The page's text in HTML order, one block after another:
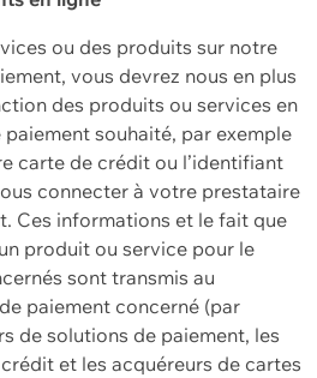
ou des produits sur notre
vous devrez nous en plus
des produits ou services en
souhaité, par exemple
carte de crédit ou l’identifiant
connecter à votre prestataire
Ces informations et le fait que
produit ou service pour le
sont transmis au
paiement concerné (par
de solutions de paiement, les
et les acquéreurs de cartes